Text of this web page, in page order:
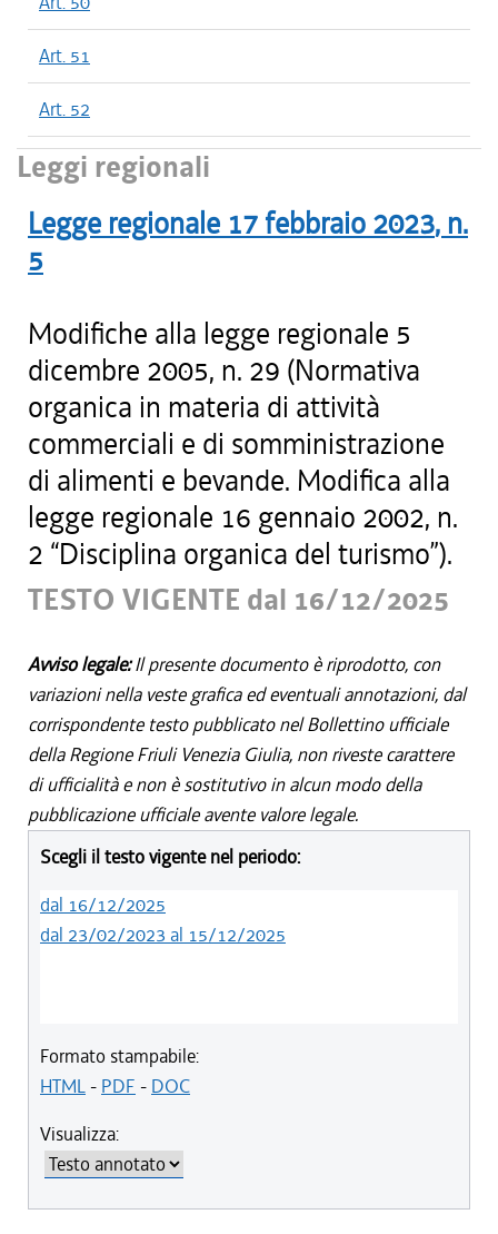
Art. 51
Art. 52
Leggi regionali
Legge regionale 17 febbraio 2023, n.
5
Modifiche alla legge regionale 5
dicembre 2005, n. 29 (Normativa
organica in materia di attività
commerciali e di somministrazione
di alimenti e bevande. Modifica alla
legge regionale 16 gennaio 2002, n.
2 “Disciplina organica del turismo”).
TESTO VIGENTE dal 16/12/2025
Avviso legale:Il presente documento è riprodotto, con
variazioni nella veste grafica ed eventuali annotazioni, dal
corrispondente testo pubblicato nel Bollettino ufficiale
della Regione Friuli Venezia Giulia, non riveste carattere
di ufficialità e non è sostitutivo in alcun modo della
pubblicazione ufficiale avente valore legale.
Scegli il testo vigente nel periodo:
dal 16/12/2025
dal 23/02/2023 al 15/12/2025
Formato stampabile:
HTML- PDF - DOC
Visualizza: